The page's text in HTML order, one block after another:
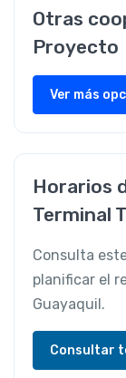
Otras
Proyecto
Ver más
Horarios
Terminal
Consulta
planificar el
Guayaquil.
Consultar